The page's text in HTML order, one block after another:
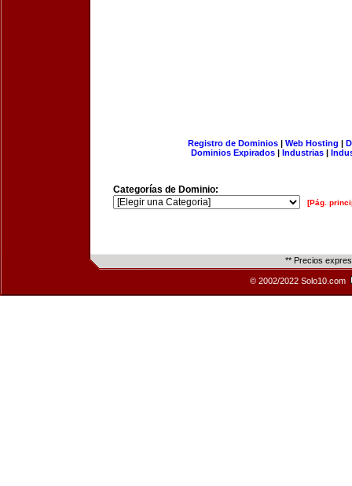
Registro de Dominios| Web Hosting |
Dominios Expirados | Industrias |
Categorías de Dominio:
[Pág.
** Precios
© 2002/2022 Solo10.com